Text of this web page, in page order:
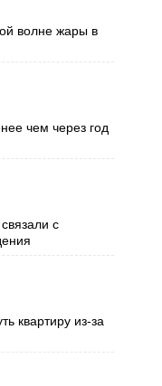
волне жары в
чем через год
с
квартиру из-за